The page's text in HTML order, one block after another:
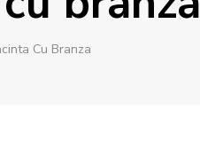
Cu Branza